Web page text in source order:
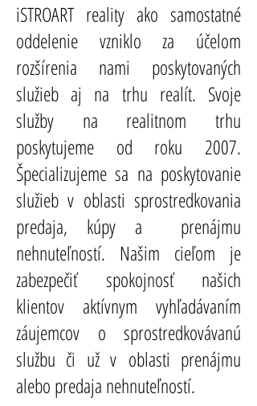
iSTROART reality ako samostatné
oddelenie vzniklo za účelom
rozšírenia nami poskytovaných
služieb aj na trhu realít. Svoje
služby na realitnom trhu
poskytujeme od roku 2007.
Špecializujeme sa na poskytovanie
služieb v oblasti sprostredkovania
predaja, kúpy a prenájmu
nehnuteľností. Našim cieľom je
zabezpečiť spokojnosť našich
klientov aktívnym vyhľadávaním
záujemcov o sprostredkovávanú
službu či už v oblasti prenájmu
alebo predaja nehnuteľností.